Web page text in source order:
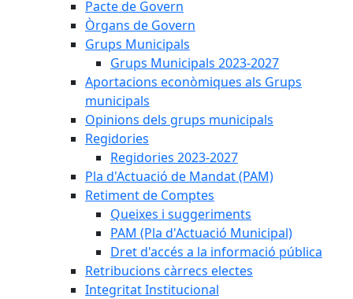
Pacte de Govern
Òrgans de Govern
Grups Municipals
Grups Municipals 2023-2027
Aportacions econòmiques als Grups
municipals
Opinions dels grups municipals
Regidories
Regidories 2023-2027
Pla d'Actuació de Mandat (PAM)
Retiment de Comptes
Queixes i suggeriments
PAM (Pla d'Actuació Municipal)
Dret d'accés a la informació pública
Retribucions càrrecs electes
Integritat Institucional